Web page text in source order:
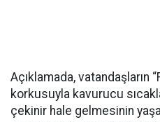
Açıklamada, vatandaşların
korkusuyla kavurucu
çekinir hale gelmesinin